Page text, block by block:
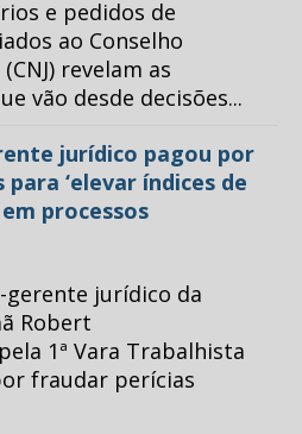
e pedidos de
ao Conselho
revelam as
vão desde decisões...
jurídico pagou por
‘elevar índices de
em processos
jurídico da
Robert
1ª Vara Trabalhista
fraudar perícias